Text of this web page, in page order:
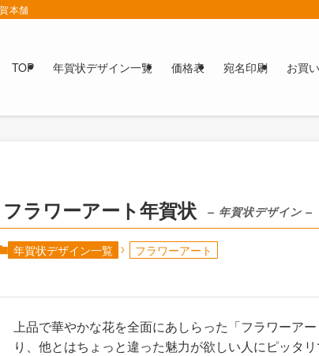
本舗
TOP 年賀状デザイン一覧 価格表 宛名印刷 お買
フラワーアート年賀状 – 年賀状デザイン –
年賀状デザイン一覧 フラワーアート
上品で華やかな花を全面にあしらった「フラワーア
り、他とはちょっと違った魅力が欲しい人にピッタ